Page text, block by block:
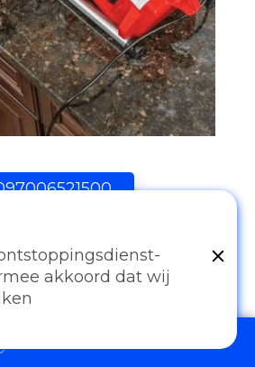
van afvoer of
u met ons bespreken.
akkoord dat wij